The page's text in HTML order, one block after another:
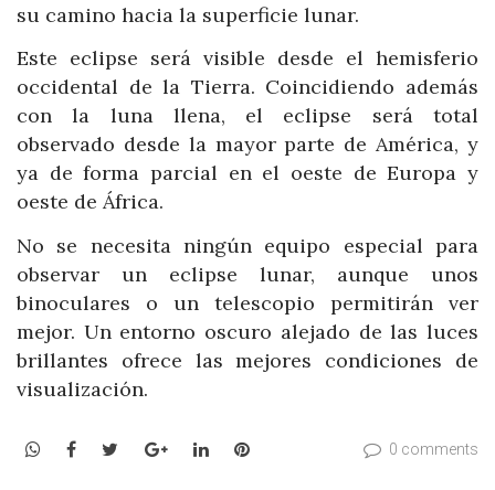
su camino hacia la superficie lunar.
Este eclipse será visible desde el hemisferio
occidental de la Tierra. Coincidiendo además
con la luna llena, el eclipse será total
observado desde la mayor parte de América, y
ya de forma parcial en el oeste de Europa y
oeste de África.
No se necesita ningún equipo especial para
observar un eclipse lunar, aunque unos
binoculares o un telescopio permitirán ver
mejor. Un entorno oscuro alejado de las luces
brillantes ofrece las mejores condiciones de
visualización.
WhatsApp
Facebook
TwitterGoogle+LinkedInPinterest 0 comments